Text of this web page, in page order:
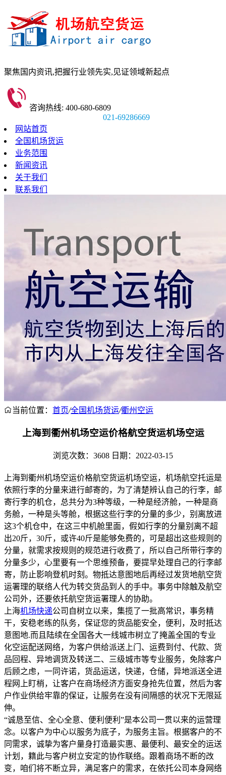
聚焦国内资讯,把握行业领先实,见证领域新起点
咨询热线: 400-680-6809
021-69286669
网站首页
全国机场货运
业务范围
新闻资讯
关于我们
联系我们
当前位置： 首页/全国机场货运/衢州空运
上海到衢州机场空运价格航空货运机场空运
浏览次数：3608 日期：2022-03-15
上海到衢州机场空运价格航空货运机场空运，机场航空托运是
依照行李的分量来进行邮寄的，为了清楚辨认自己的行李，邮
寄行李的机仓，总共分为3种等级，一种是经济舱，一种是商
务舱，一种是头等舱，根据这些行李的分量的多少，别离放进
这3个机仓中，在这三中机舱里面，假如行李的分量别离不超
出20斤，30斤，或许40斤是能够免费的，可是超出这些规则的
分量，就需求按规则的规范进行收费了，所以自己所带行李的
分量多少，心里要有一个思维预备，要提早处理自己的行李邮
寄，防止影响登机时刻。物抵达意图地后再经过发货地航空货
运署理的联络人代为转交货品到人的手中。事务中除触及航空
公司外，还要依托航空货运署理人的协助。
上海机场快递公司自树立以来，集揽了一批高常识，事务精
干，安稳老练的队务，保证您的货品能安全，便利，及时抵达
意图地.而且陆续在全国各大一线城市树立了掩盖全国的专业
化空运配送网络，为客户供给派送上门、运费到付、代款、货
品回程、异地调货及转送二、三级城市等专业服务，免除客户
后顾之虑，一同许诺，货品运送，快递，仓储，异地派送全进
程网上盯梢，让客户在商场经济方面安身抢先位置，然后为客
户作业供给牢靠的保证，让服务在没有间隔感的状况下无限延
伸。
“诚恳至信、全心全意、便利便利”是本公司一贯以来的运营理
念。以客户为中心以服务为底子，为服务主旨。根据客户的不
同需求，诚挚为客户量身打造最实惠、最便利、最安全的运送
计划，籍此与客户树立安定的协作联络。跟着商场不断的改
变，咱们将不断立异，满足客户的需求，在依托公司本身网络